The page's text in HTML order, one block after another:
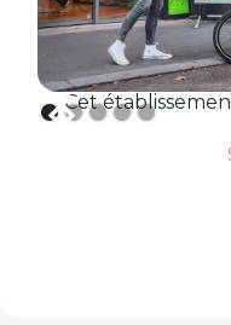
Cet